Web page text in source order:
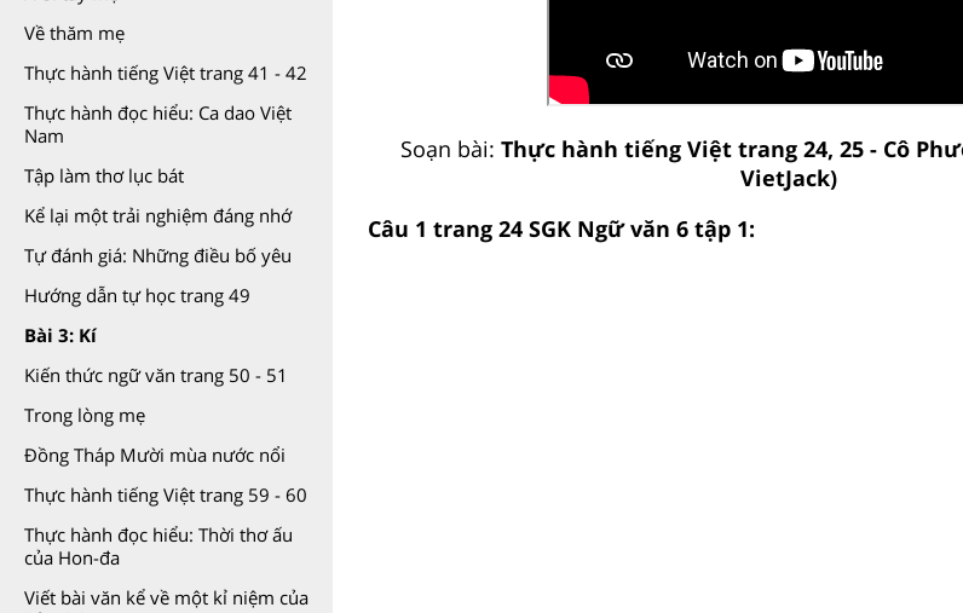
Về thăm mẹ
Thực hành tiếng Việt trang 41 - 42
Thực hành đọc hiểu: Ca dao Việt
Nam
Tập làm thơ lục bát
Kể lại một trải nghiệm đáng nhớ
Tự đánh giá: Những điều bố yêu
Hướng dẫn tự học trang 49
Bài 3: Kí
Kiến thức ngữ văn trang 50 - 51
Trong lòng mẹ
Đồng Tháp Mười mùa nước nổi
Thực hành tiếng Việt trang 59 - 60
Thực hành đọc hiểu: Thời thơ ấu
của Hon-đa
Viết bài văn kể về một kỉ niệm của
Soạn bài: Thực hành tiếng Việt trang 24, 25 - Cô
VietJack)
Câu 1 trang 24 SGK Ngữ văn 6 tập 1: